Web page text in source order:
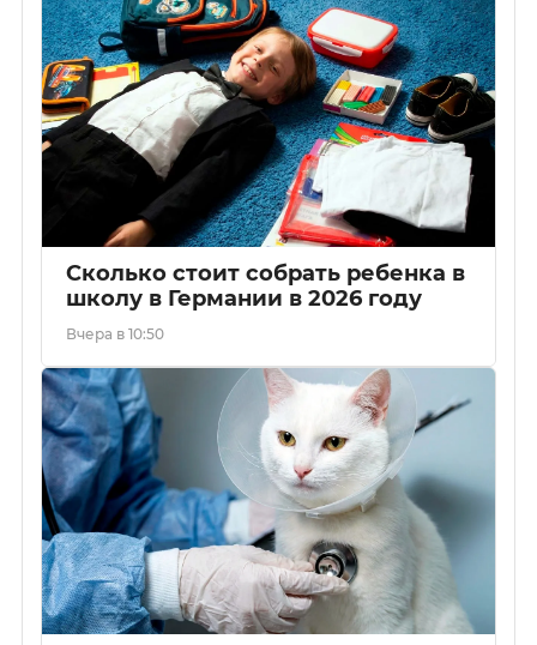
Сколько стоит собрать ребенка в
школу в Германии в 2026 году
Вчера в 10:50